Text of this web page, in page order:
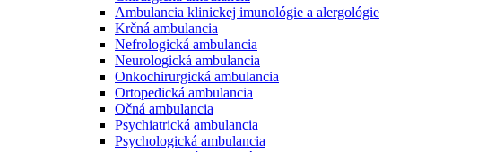
Ambulancia klinickej imunológie a alergológie
Krčná ambulancia
Nefrologická ambulancia
Neurologická ambulancia
Onkochirurgická ambulancia
Ortopedická ambulancia
Očná ambulancia
Psychiatrická ambulancia
Psychologická ambulancia